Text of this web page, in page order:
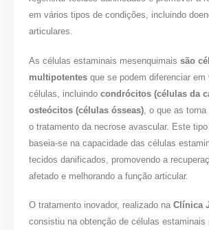
em vários tipos de condições, incluindo
articulares.
As células estaminais mesenquimaissão
multipotentes que se podem diferenciar
células, incluindocondrócitos (células da
osteócitos (células ósseas) , o que as
o tratamento da necrose avascular. Este
baseia-se na capacidade das células
tecidos danificados, promovendo a
afetado e melhorando a função articular.
O tratamento inovador, realizado naClínica
consistiu na obtenção de células estaminais